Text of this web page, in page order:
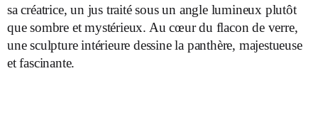
sa créatrice, un jus traité sous un angle lumineux plutôt
que sombre et mystérieux. Au cœur du flacon de verre,
une sculpture intérieure dessine la panthère, majestueuse
et fascinante.